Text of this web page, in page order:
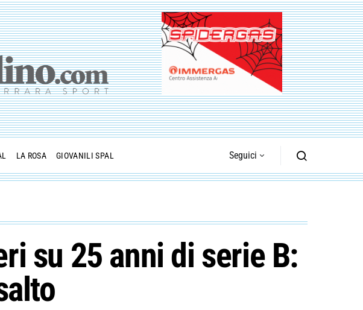
LA ROSA GIOVANILI SPAL Seguici
su 25 anni di serie B: